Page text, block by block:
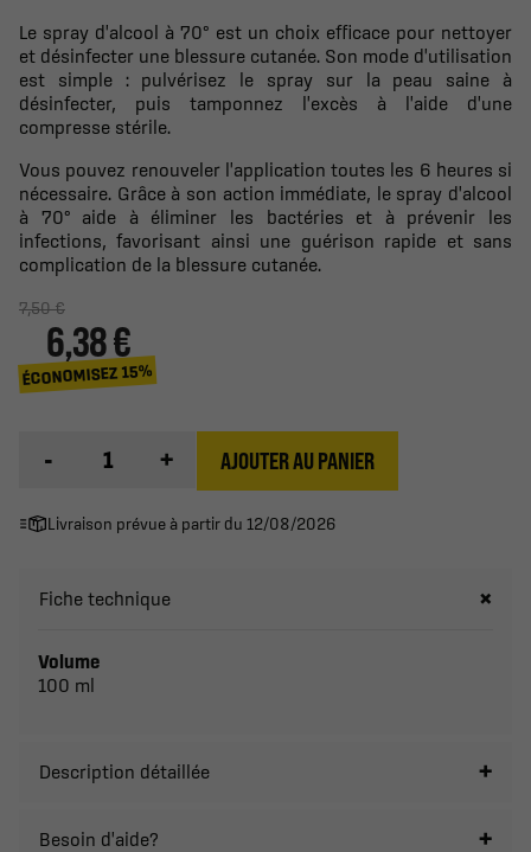
Le spray d'alcool à 70° est un choix efficace pour nettoyer
et désinfecter une blessure cutanée. Son mode d'utilisation
est simple : pulvérisez le spray sur la peau saine à
désinfecter, puis tamponnez l'excès à l'aide d'une
compresse stérile.
Vous pouvez renouveler l'application toutes les 6 heures si
nécessaire. Grâce à son action immédiate, le spray d'alcool
à 70° aide à éliminer les bactéries et à prévenir les
infections, favorisant ainsi une guérison rapide et sans
complication de la blessure cutanée.
7,50 €
6,38 €
ÉCONOMISEZ 15%
- + AJOUTER AU PANIER
Livraison prévue à partir du 12/08/2026
Fiche technique
Volume
100 ml
Description détaillée
Besoin d'aide?